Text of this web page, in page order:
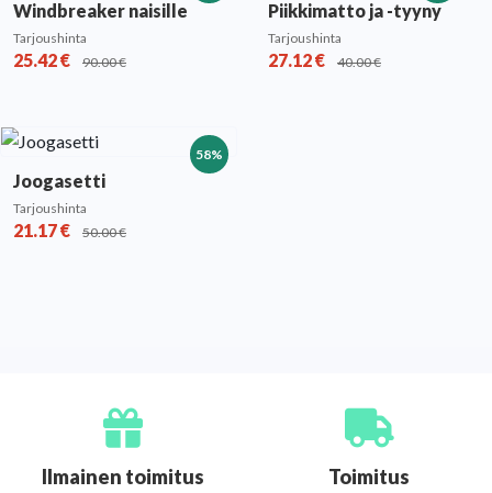
Windbreaker naisille
Tarjoushinta
25.42€ 90.00€
Piikkimatto ja -tyyny
Tarjoushinta
27.12€ 40.00€
58%
Joogasetti
Tarjoushinta
21.17€ 50.00€
Ilmainen toimitus Toimitus